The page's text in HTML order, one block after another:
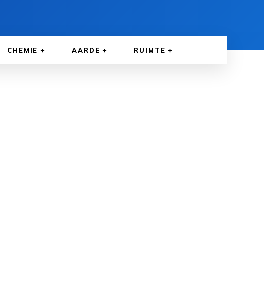
CHEMIE AARDE RUIMTE